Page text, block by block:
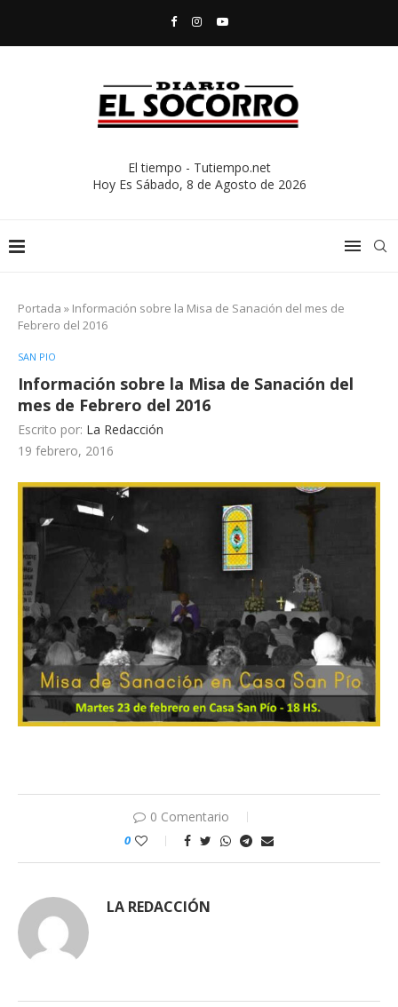
El tiempo - Tutiempo.net
Hoy Es Sábado, 8 de Agosto de 2026
Portada » Información sobre la Misa de Sanación del mes de
Febrero del 2016
SAN PIO
Información sobre la Misa de Sanación del
mes de Febrero del 2016
Escrito por: La Redacción
19 febrero, 2016
0 Comentario
0
LA REDACCIÓN